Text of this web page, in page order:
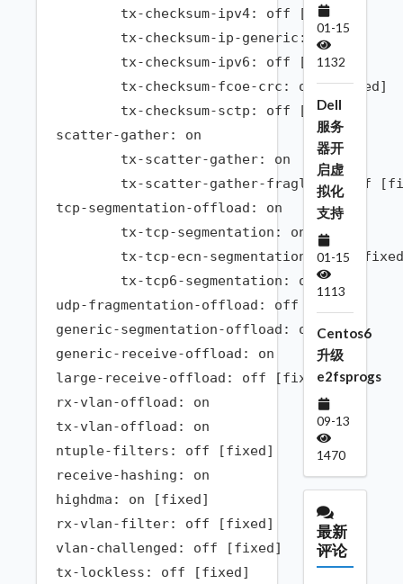
scatter-gather: on
tcp-segmentation-offload: on
udp-fragmentation-offload: off [fixed]
generic-segmentation-offload: on
generic-receive-offload: on
large-receive-offload: off [fixed]
rx-vlan-offload: on
tx-vlan-offload: on
ntuple-filters: off [fixed]
receive-hashing: on
highdma: on [fixed]
rx-vlan-filter: off [fixed]
vlan-challenged: off [fixed]
tx-lockless: off [fixed]
01-15
1132
Dell
服务
器开
启虚
拟化
支持
01-15
1113
Centos6
升级
e2fsprogs
09-13
1470
最新
评论